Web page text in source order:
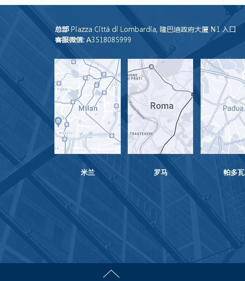
总部 Piazza Città di Lombardia, 隆巴迪政府大厦 N1 入口
客服微信: A3518085999
米兰 ​罗马 ​帕多瓦